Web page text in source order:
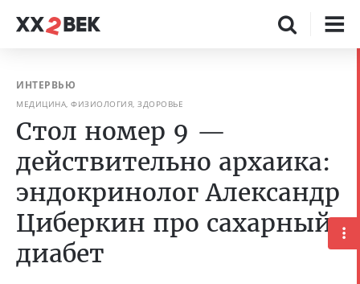
ИНТЕРВЬЮ
МЕДИЦИНА, ФИЗИОЛОГИЯ, ЗДОРОВЬЕ
Стол номер 9 —
действительно архаика:
эндокринолог Александр
Циберкин про сахарный
диабет